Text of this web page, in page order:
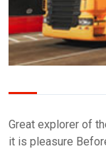
Great explorer of
it is pleasure